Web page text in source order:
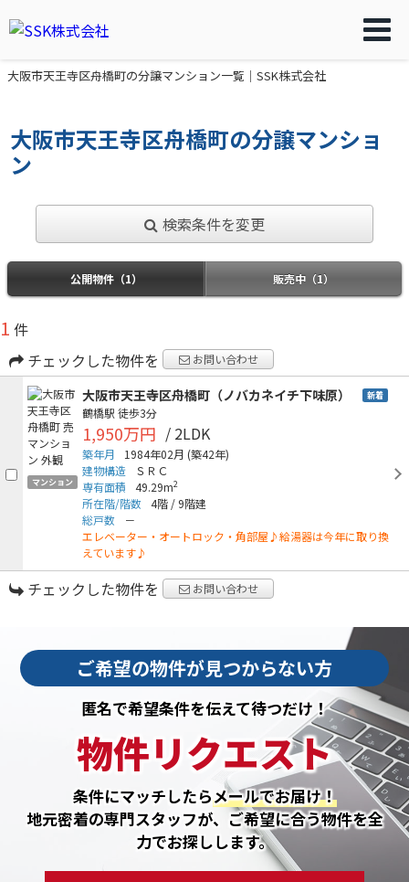
大阪市天王寺区舟橋町の分譲マンション一覧｜SSK株式会社
大阪市天王寺区舟橋町の分譲マンショ
ン
検索条件を変更
公開物件（1） 販売中（1）
1 件
チェックした物件を
お問い合わせ
マンション
大阪市天王寺区舟橋町（ノバカネイチ下味原） 新着
鶴橋駅 徒歩3分
1,950万円 / 2LDK
築年月 1984年02月 (築42年)
建物構造
ＳＲＣ
専有面積
49.29m2
所在階/階数 4階 /9階建
総戸数
－
エレベーター・オートロック・角部屋♪給湯器は今年に取り換
えています♪
チェックした物件を お問い合わせ
ご希望の物件が見つからない方
匿名で希望条件を伝えて待つだけ！
物件リクエスト
条件にマッチしたらメールでお届け！
地元密着の専門スタッフが、ご希望に合う物件を全
力でお探しします。